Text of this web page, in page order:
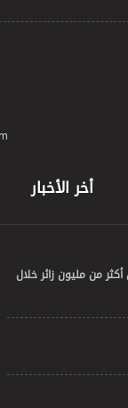
أخر الأخبار
من مليون زائر خلال